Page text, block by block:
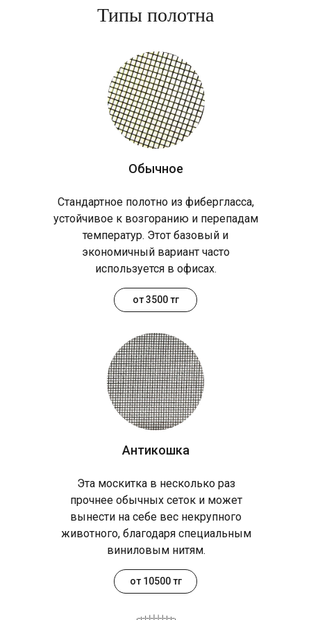
Типы полотна
Обычное
Антикошка
Стандартное полотно из фибергласса,
устойчивое к возгоранию и перепадам
температур. Этот базовый и
экономичный вариант часто
используется в офисах.
Эта москитка в несколько раз
прочнее обычных сеток и может
вынести на себе вес некрупного
животного, благодаря специальным
виниловым нитям.
от 3500 тг
от 10500 тг